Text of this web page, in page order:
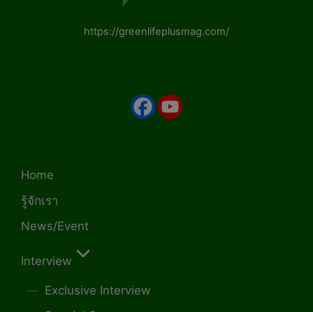
https://greenlifeplusmag.com/
Home
รู้จักเรา
News/Event
Interview
Exclusive Interview